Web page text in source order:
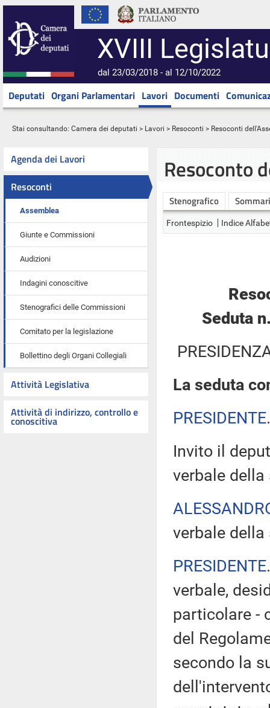
XVIII
dal 23/03/2018 - al 12/10/2022
Deputati Organi Parlamentari Lavori Documenti
Stai consultando: Camera dei deputati > Lavori > Resoconti > Resoconti
Agenda dei Lavori
Resoconti
Assemblea
Giunte e Commissioni
Audizioni
Indagini conoscitive
Stenografici delle Commissioni
Comitato per la legislazione
Bollettino degli Organi Collegiali
Attività Legislativa
Attività di indirizzo, controllo e
conoscitiva
Resoconto
Stenografico
Frontespizio Indice
Seduta
La seduta
PRESIDENTE
Invito il
verbale della
verbale
PRESIDENTE
verbale,
particolare -
del
secondo la